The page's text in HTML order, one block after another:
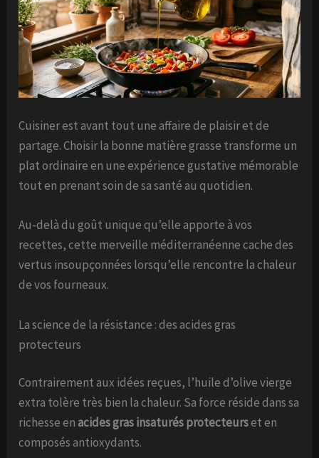
Cuisiner est avant tout une affaire de plaisir et de
partage. Choisir la bonne matière grasse transforme un
plat ordinaire en une expérience gustative mémorable
tout en prenant soin de sa santé au quotidien.
Au-delà du goût unique qu’elle apporte à vos
recettes, cette merveille méditerranéenne cache des
vertus insoupçonnées lorsqu’elle rencontre la chaleur
de vos fourneaux.
La science de la résistance : des acides gras
protecteurs
Contrairement aux idées reçues, l’huile d’olive vierge
extra tolère très bien la chaleur. Sa force réside dans sa
richesse enacides gras insaturés protecteurset en
composés antioxydants.